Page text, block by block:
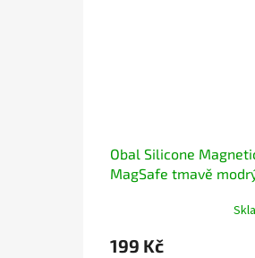
Obal Silicone
MagSafe tmavě
199 Kč